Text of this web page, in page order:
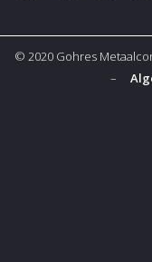
© 2020 Gohres
–